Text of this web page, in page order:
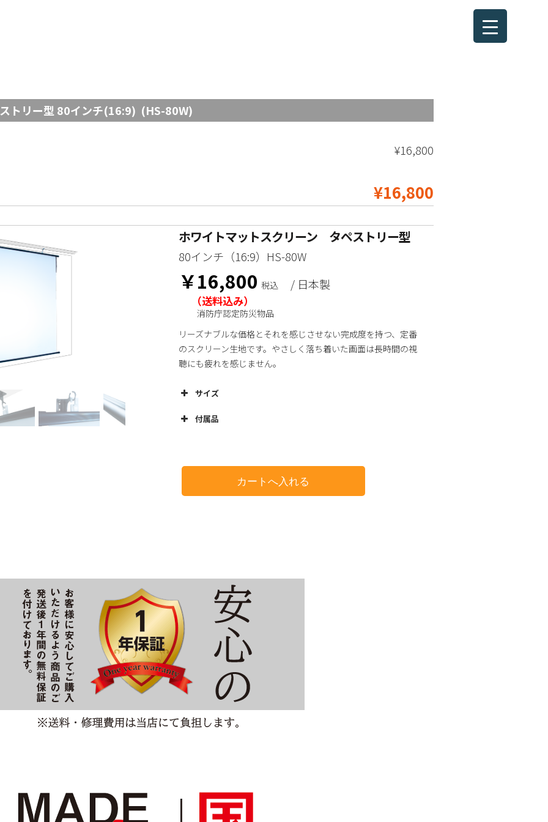
トリー型 80インチ(16:9) (HS-80W)
¥16,800
¥16,800
ホワイトマットスクリーン タペストリー型
80インチ （16:9）HS-80W
￥16,800 税込 / 日本製
（送料込み）
消防庁認定防災物品
リーズナブルな価格とそれを感じさせない完成度を持つ、定番
のスクリーン生地です。やさしく落ち着いた画面は長時間の視
聴にも疲れを感じません。
サイズ
付属品